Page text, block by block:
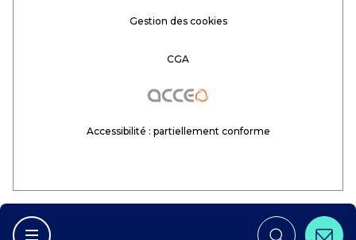
Afficher la navigation principale
Gestion des cookies
CGA
Accessibilité : partiellement conforme